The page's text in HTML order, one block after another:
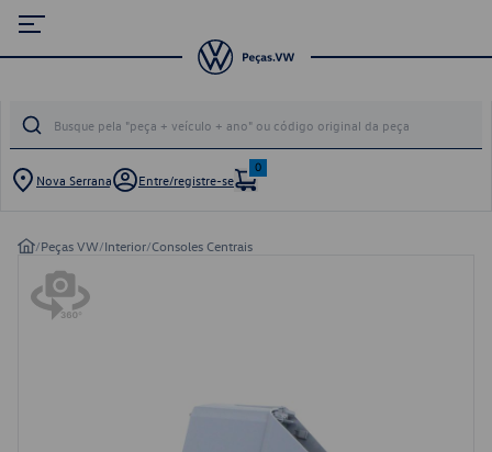
Nova Serrana Entre/registre-se
0
/Peças VW/Interior/Consoles Centrais